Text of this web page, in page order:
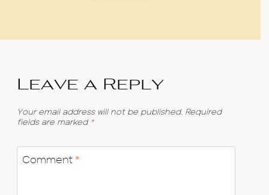
Leave a Reply
Your email address will not be published. Required
fields are marked *
Comment *